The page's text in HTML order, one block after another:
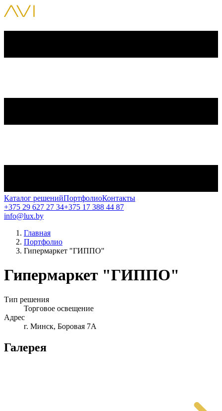
Каталог решенийПортфолиоКонтакты
+375 29 627 27 34+375 17 388 44 87
info@lux.by
Главная
Портфолио
Гипермаркет "ГИППО"
Гипермаркет "ГИППО"
Тип решения
Торговое освещение
Адрес
г. Минск, Боровая 7А
Галерея